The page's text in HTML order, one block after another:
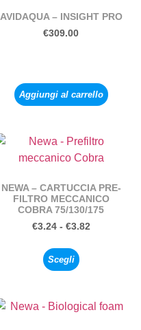
AVIDAQUA – INSIGHT PRO
€309.00
Aggiungi al carrello
NEWA – CARTUCCIA PRE-
FILTRO MECCANICO
COBRA 75/130/175
€3.24 - €3.82
Scegli